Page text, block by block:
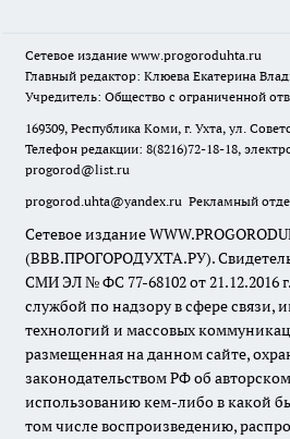
Сетевое издание www.progoroduhta.ru
Главный редактор: Клюева Екатерина
Учредитель: Общество с ограниченной
169309, Республика Коми, г. Ухта, ул.
Телефон редакции: 8(8216)72-18-18,
progorod@list.ru
progorod.uhta@yandex.ru Рекламный
Сетевое издание
(ВВВ.ПРОГОРОДУХТА.РУ).
СМИ ЭЛ № ФС 77-68102 от 21.12.2016
службой по надзору в сфере
технологий и массовых
размещенная на данном сайте,
законодательством РФ об
использованию кем-либо в какой
том числе воспроизведению,